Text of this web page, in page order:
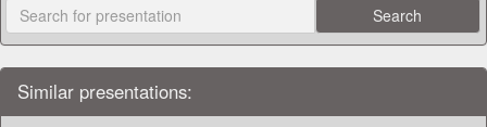
Similar presentations: